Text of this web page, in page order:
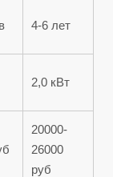
4-6 лет
2,0 кВт
20000-
26000
руб